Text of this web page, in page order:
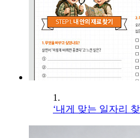
1.
‘내게 맞는 일자리